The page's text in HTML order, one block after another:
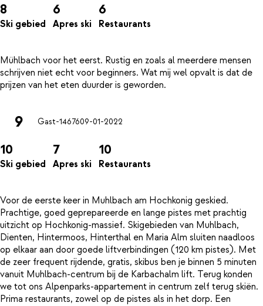
8
Ski gebied
6
Apres ski
6
Restaurants
Mühlbach voor het eerst. Rustig en zoals al meerdere mensen
schrijven niet echt voor beginners. Wat mij wel opvalt is dat de
9 Gast-1467609-01-2022
10
Ski gebied
7
Apres ski
10
Restaurants
Voor de eerste keer in Muhlbach am Hochkonig geskied.
Prachtige, goed geprepareerde en lange pistes met prachtig
uitzicht op Hochkonig-massief. Skigebieden van Muhlbach,
Dienten, Hintermoos, Hinterthal en Maria Alm sluiten naadloos
op elkaar aan door goede liftverbindingen (120 km pistes). Met
de zeer frequent rijdende, gratis, skibus ben je binnen 5 minuten
vanuit Muhlbach-centrum bij de Karbachalm lift. Terug konden
we tot ons Alpenparks-appartement in centrum zelf terug skiën.
Prima restaurants, zowel op de pistes als in het dorp. Een